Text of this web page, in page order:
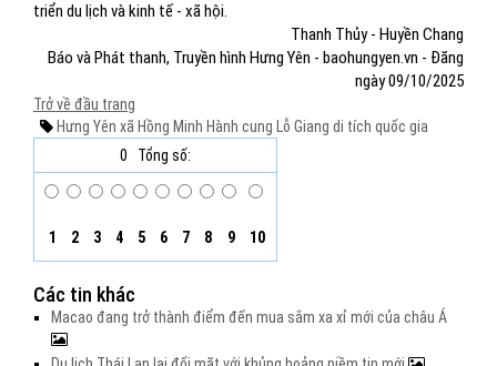
triển du lịch và kinh tế - xã hội.
Thanh Thủy - Huyền Chang
Báo và Phát thanh, Truyền hình Hưng Yên - baohungyen.vn - Đăng
ngày 09/10/2025
Trở về đầu trang
Hưng Yên xã Hồng Minh Hành cung Lỗ Giang di tích quốc gia
0
Tổng số:
1 2 3 4 5 6 7 8 9 10
Các tin khác
Macao đang trở thành điểm đến mua sắm xa xỉ mới của châu Á